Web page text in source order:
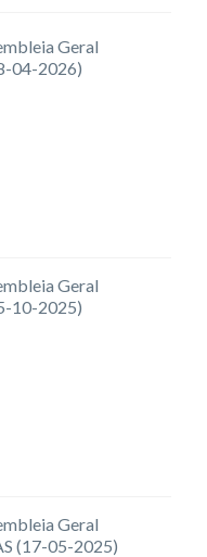
Geral
04-2026)
Geral
10-2025)
Geral
(17-05-2025)